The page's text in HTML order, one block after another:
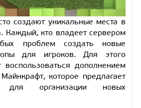
создают уникальные места в
Каждый, кто владеет сервером
проблем создать новые
для игроков. Для этого
воспользоваться дополнением
которое предлагает
для организации новых